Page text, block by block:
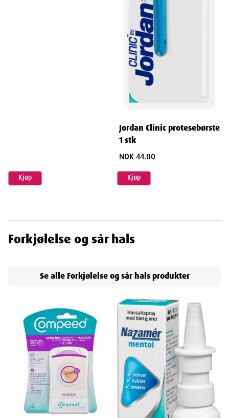
Kjøp
Jordan Clinic protesebørste
1 stk
NOK 44.00
Kjøp
Forkjølelse og sår hals
Se alle Forkjølelse og sår halsprodukter